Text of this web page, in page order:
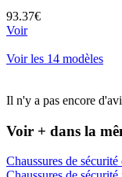
93.37€
Voir
Voir les 14 modèles
Il n'y a pas encore
Voir + dans la
Chaussures de sécurité